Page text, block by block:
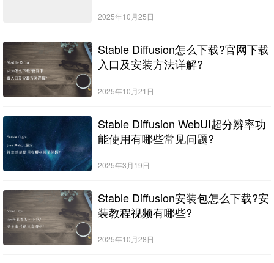
2025年10月25日
Stable Diffusion怎么下载?官网下载
入口及安装方法详解?
2025年10月21日
Stable Diffusion WebUI超分辨率功
能使用有哪些常见问题?
2025年3月19日
Stable Diffusion安装包怎么下载?安
装教程视频有哪些?
2025年10月28日